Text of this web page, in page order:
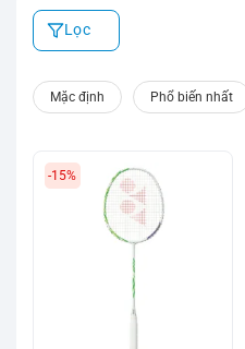
Lọc
Mặc định Phổ biến nhất
-15%